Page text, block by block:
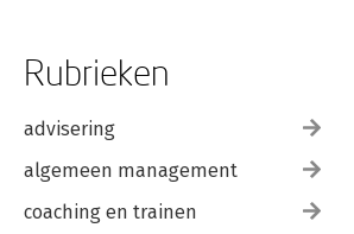
Rubrieken
advisering
algemeen management
coaching en trainen